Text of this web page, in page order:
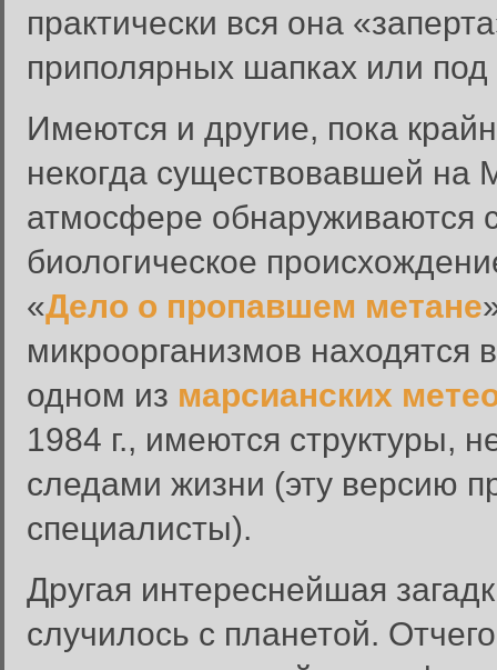
практически вся она
приполярных шапках или
Имеются и другие, пока
некогда существовавшей на
атмосфере
биологическое
«Дело о пропавшем метане
микроорганизмов находятся
одном из марсианских
1984 г., имеются структуры,
следами жизни (эту версию
специалисты).
Другая интереснейшая
случилось с планетой.